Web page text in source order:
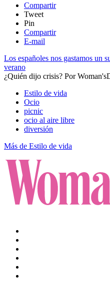
Compartir
Tweet
Pin
Compartir
E-mail
Los españoles nos gastamos un
verano
¿Quién dijo crisis? Por
Estilo de vida
Ocio
picnic
ocio al aire libre
diversión
Más de Estilo de vida